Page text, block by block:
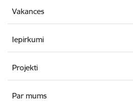
Vakances
Iepirkumi
Projekti
Par mums